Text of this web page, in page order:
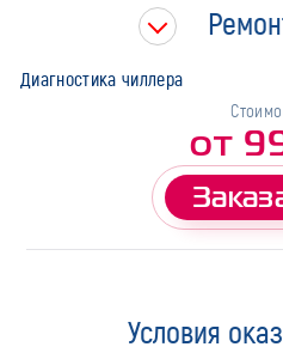
Диагностика чиллера
от
Условия